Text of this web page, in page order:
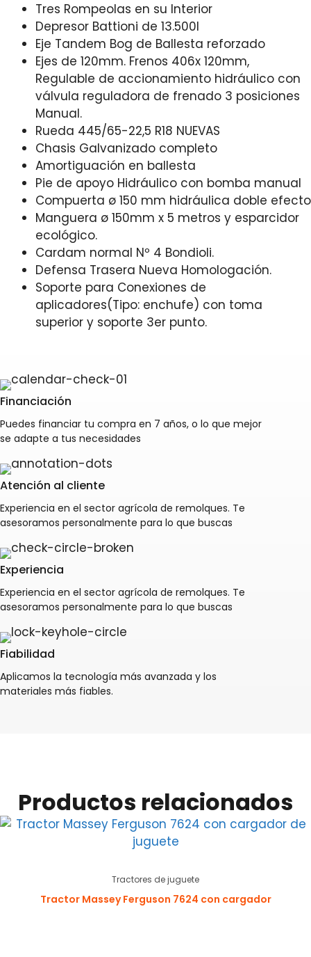
Tres Rompeolas en su Interior
Depresor Battioni de 13.500l
Eje Tandem Bog de Ballesta reforzado
Ejes de 120mm. Frenos 406x 120mm,
Regulable de accionamiento hidráulico con
válvula reguladora de frenado 3 posiciones
Manual.
Rueda 445/65-22,5 R18 NUEVAS
Chasis Galvanizado completo
Amortiguación en ballesta
Pie de apoyo Hidráulico con bomba manual
Compuerta ø 150 mm hidráulica doble efecto
Manguera ø 150mm x 5 metros y esparcidor
ecológico.
Cardam normal Nº 4 Bondioli.
Defensa Trasera Nueva Homologación.
Soporte para Conexiones de
aplicadores(Tipo: enchufe) con toma
superior y soporte 3er punto.
Financiación
Puedes financiar tu compra en 7 años, o lo que mejor
se adapte a tus necesidades
Atención al cliente
Experiencia en el sector agrícola de remolques. Te
asesoramos personalmente para lo que buscas
Experiencia
Experiencia en el sector agrícola de remolques. Te
asesoramos personalmente para lo que buscas
Fiabilidad
Aplicamos la tecnología más avanzada y los
materiales más fiables.
Productos relacionados
Tractores de juguete
Tractor Massey Ferguson 7624 con cargador